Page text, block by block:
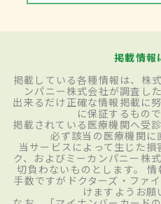
掲載情報
掲載している各種情報は、株
ンパニー株式会社が調査し
出来るだけ正確な情報掲載に
に保証するもの
掲載されている医療機関へ受
必ず該当の医療機関に
当サービスによって生じた
ク、およびミーカンパニー株
切負わないものとします。
手数ですがドクターズ・ファ
けますようお願